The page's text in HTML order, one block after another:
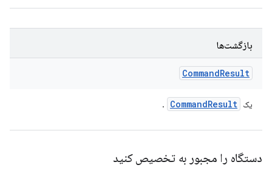
بازگشت‌ها
CommandResult
یک CommandResult
.
دستگاه را مجبور به تخصیص کنید